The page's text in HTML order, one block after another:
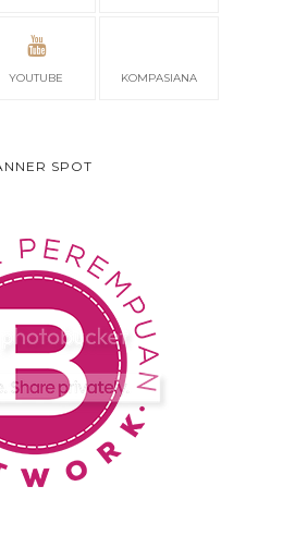
YOUTUBE KOMPASIANA
SPOT